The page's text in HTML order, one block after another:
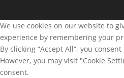
We use cookies on our website to
experience by remembering your
By clicking “Accept All”, you
However, you may visit "Cookie
consent.